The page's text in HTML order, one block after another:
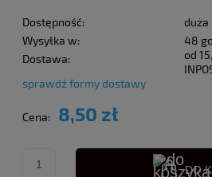
Dostępność:
duża
Wysyłka w:
48
Dostawa:
od
Cena nie zawiera ewentualnych
sprawdź formy dostawy
Cena: 8,50 zł
DO